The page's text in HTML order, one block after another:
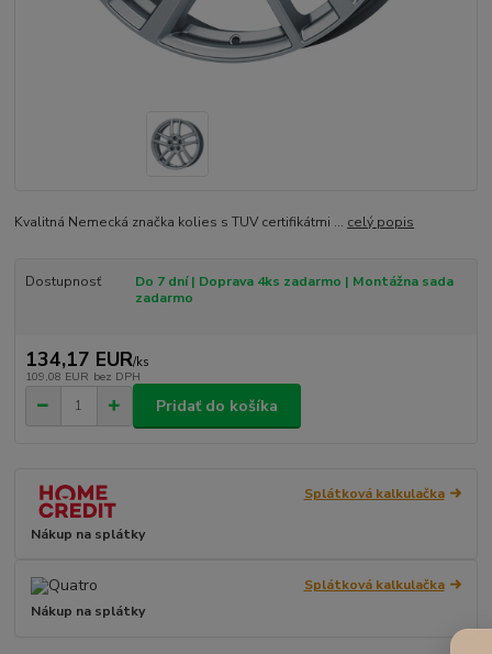
Kvalitná Nemecká značka kolies s TUV certifikátmi ... celý popis
Dostupnosť
Do 7 dní | Doprava 4ks zadarmo | Montážna sada
zadarmo
134,17 EUR/ks
109,08 EUR bez DPH
Pridať do košíka
Splátková kalkulačka
Nákup na splátky
Splátková kalkulačka
Nákup na splátky